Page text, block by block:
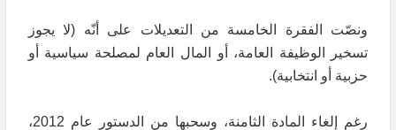
ونصّت الفقرة الخامسة من التعديلات على أنّه (لا يجوز
تسخير الوظيفة العامة، أو المال العام لمصلحة سياسية أو
حزبية أو انتخابية).
رغم إلغاء المادة الثامنة، وسحبها من الدستور عام 2012،